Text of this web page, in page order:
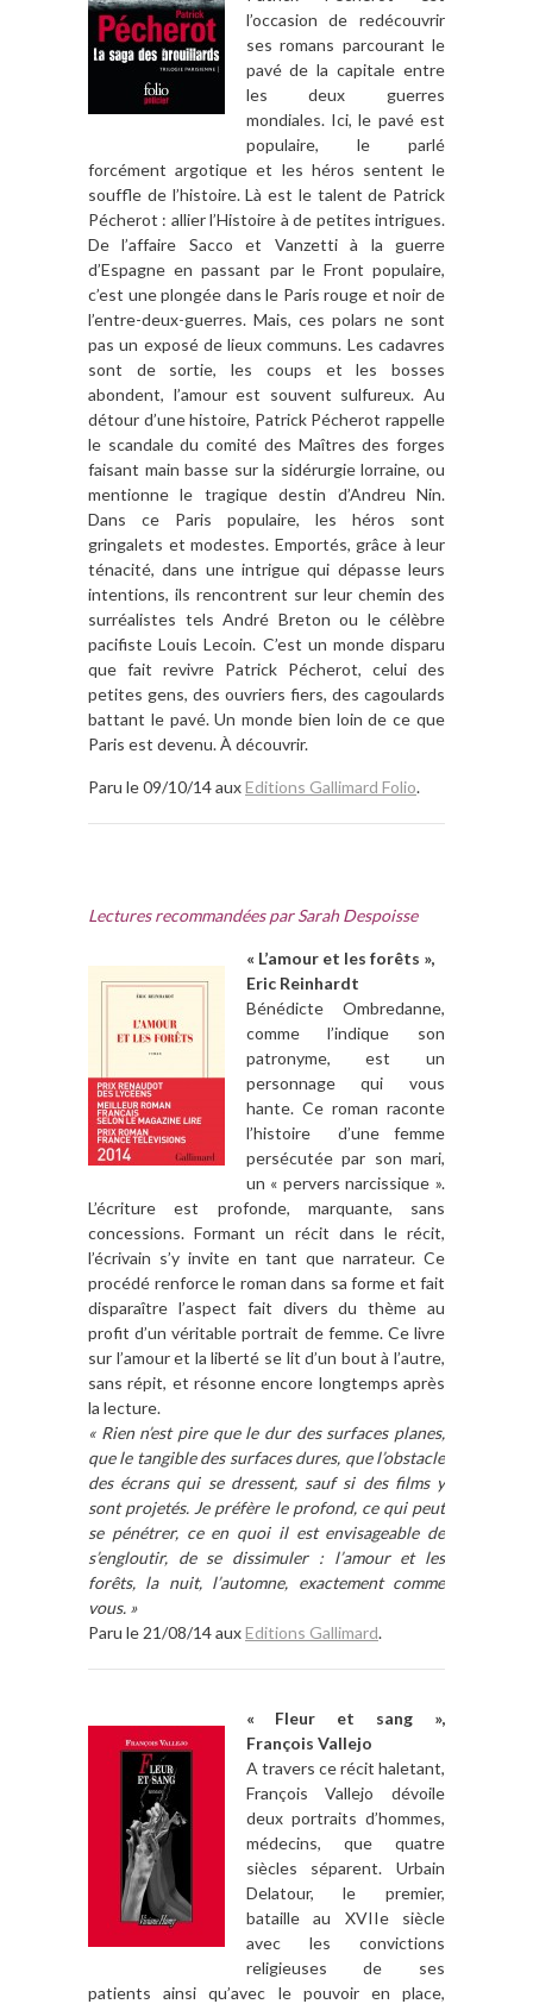
l’occasion de redécouvrir
ses romans parcourant le
pavé de la capitale entre
les deux guerres
mondiales. Ici, le pavé est
populaire, le parlé
forcément argotique et les héros sentent le
souffle de l’histoire. Là est le talent de Patrick
Pécherot : allier l’Histoire à de petites intrigues.
De l’affaire Sacco et Vanzetti à la guerre
d’Espagne en passant par le Front populaire,
c’est une plongée dans le Paris rouge et noir de
l’entre-deux-guerres. Mais, ces polars ne sont
pas un exposé de lieux communs. Les cadavres
sont de sortie, les coups et les bosses
abondent, l’amour est souvent sulfureux. Au
détour d’une histoire, Patrick Pécherot rappelle
le scandale du comité des Maîtres des forges
faisant main basse sur la sidérurgie lorraine, ou
mentionne le tragique destin d’Andreu Nin.
Dans ce Paris populaire, les héros sont
gringalets et modestes. Emportés, grâce à leur
ténacité, dans une intrigue qui dépasse leurs
intentions, ils rencontrent sur leur chemin des
surréalistes tels André Breton ou le célèbre
pacifiste Louis Lecoin. C’est un monde disparu
que fait revivre Patrick Pécherot, celui des
petites gens, des ouvriers fiers, des cagoulards
battant le pavé. Un monde bien loin de ce que
Paris est devenu. À découvrir.
Paru le 09/10/14 auxEditions Gallimard Folio.
Lectures recommandées par Sarah Despoisse
« L’amour et les forêts »,
Eric Reinhardt
Bénédicte Ombredanne,
comme l’indique son
patronyme, est un
personnage qui vous
hante. Ce roman raconte
l’histoire d’une femme
persécutée par son mari,
un « pervers narcissique ».
L’écriture est profonde, marquante, sans
concessions. Formant un récit dans le récit,
l’écrivain s’y invite en tant que narrateur. Ce
procédé renforce le roman dans sa forme et fait
disparaître l’aspect fait divers du thème au
profit d’un véritable portrait de femme. Ce livre
sur l’amour et la liberté se lit d’un bout à l’autre,
sans répit, et résonne encore longtemps après
la lecture.
« Rien n’est pire que le dur des surfaces planes,
que le tangible des surfaces dures, que l’obstacle
des écrans qui se dressent, sauf si des films y
sont projetés. Je préfère le profond, ce qui peut
se pénétrer, ce en quoi il est envisageable de
s’engloutir, de se dissimuler : l’amour et les
forêts, la nuit, l’automne, exactement comme
vous. »
Paru le 21/08/14 auxEditions Gallimard.
« Fleur et sang »,
François Vallejo
A travers ce récit haletant,
François Vallejo dévoile
deux portraits d’hommes,
médecins, que quatre
siècles séparent. Urbain
Delatour, le premier,
bataille au XVIIe siècle
avec les convictions
religieuses de ses
patients ainsi qu’avec le pouvoir en place,